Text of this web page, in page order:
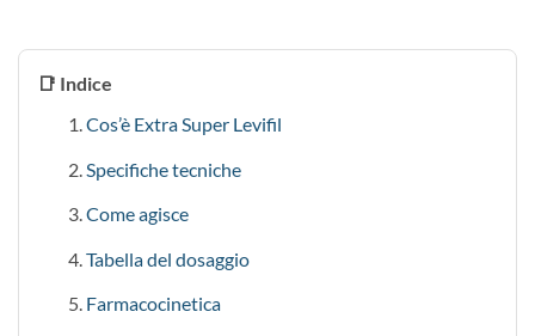
📑 Indice
Cos’è Extra Super Levifil
Specifiche tecniche
Come agisce
Tabella del dosaggio
Farmacocinetica